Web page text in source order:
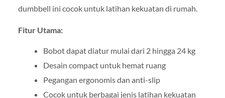
dumbbell ini cocok untuk latihan kekuatan di rumah.
Fitur Utama:
Bobot dapat diatur mulai dari 2 hingga 24 kg
Desain compact untuk hemat ruang
Pegangan ergonomis dan anti-slip
Cocok untuk berbagai jenis latihan kekuatan